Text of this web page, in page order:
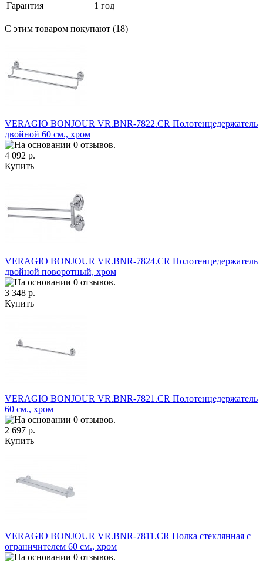
Гарантия
1 год
С этим товаром покупают (18)
VERAGIO BONJOUR VR.BNR-7822.CR Полотенцедержатель
двойной 60 см., хром
4 092 р.
Купить
VERAGIO BONJOUR VR.BNR-7824.CR Полотенцедержатель
двойной поворотный, хром
3 348 р.
Купить
VERAGIO BONJOUR VR.BNR-7821.CR Полотенцедержатель
60 см., хром
2 697 р.
Купить
VERAGIO BONJOUR VR.BNR-7811.CR Полка стеклянная с
ограничителем 60 см., хром